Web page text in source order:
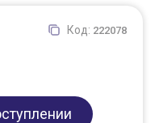
Код: 222078